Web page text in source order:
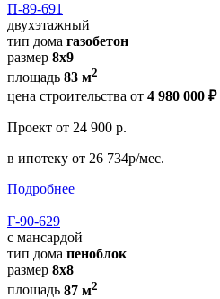
П-89-691
двухэтажный
тип дома газобетон
размер 8x9
площадь 83 м2
цена строительства от 4 980 000 ₽
Проект от 24 900 р.
в ипотеку от 26 734р/мес.
Подробнее
Г-90-629
с мансардой
тип дома пеноблок
размер 8x8
площадь 87 м2